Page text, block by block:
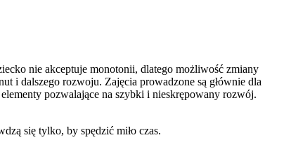
nie akceptuje monotonii, dlatego możliwość zmiany
i dalszego rozwoju. Zajęcia prowadzone są głównie dla
pozwalające na szybki i nieskrępowany rozwój.
się tylko, by spędzić miło czas.